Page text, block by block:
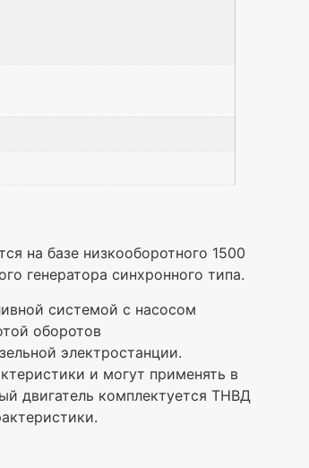
на базе низкооборотного 1500
генератора синхронного типа.
системой c насосом
оборотов
электростанции.
и могут применять в
двигатель комплектуется ТНВД